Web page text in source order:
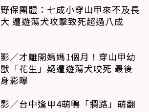
野保團體：七成小穿山甲來不及長
大 遭遊蕩犬攻擊致死超過八成
影／才離開媽媽1個月！穿山甲幼
獸「花生」疑遭遊蕩犬咬死 最後
身影曝
影／台中逢甲4萌鴨「攔路」萌翻